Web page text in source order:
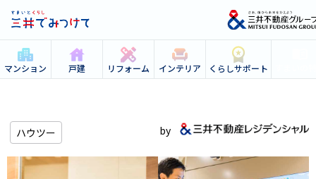
マンション 戸建 リフォーム インテリア くらしサポート
ハウツー